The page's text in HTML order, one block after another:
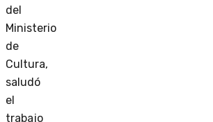
del
Ministerio
de
Cultura,
saludó
el
trabajo